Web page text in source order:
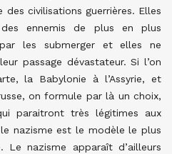
civilisations guerrières. Elles
ennemis de plus en plus
les submerger et elles ne
passage dévastateur. Si l’on
la Babylonie à l’Assyrie, et
on formule par là un choix,
paraitront très légitimes aux
nazisme est le modèle le plus
Le nazisme apparaît d’ailleurs